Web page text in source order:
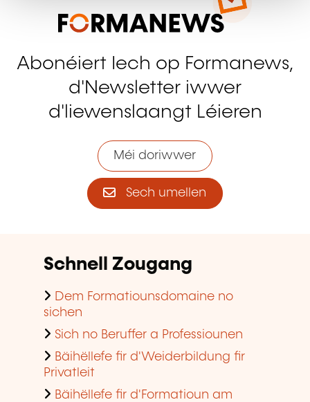
Abonéiert Iech op Formanews,
d'Newsletter iwwer
d'liewenslaangt Léieren
Méi doriwwer
Sech umellen
Schnell Zougang
Dem Formatiounsdomaine no
sichen
Sich no Beruffer a Professiounen
Bäihëllefe fir d'Weiderbildung fir
Privatleit
Bäihëllefe fir d'Formatioun am